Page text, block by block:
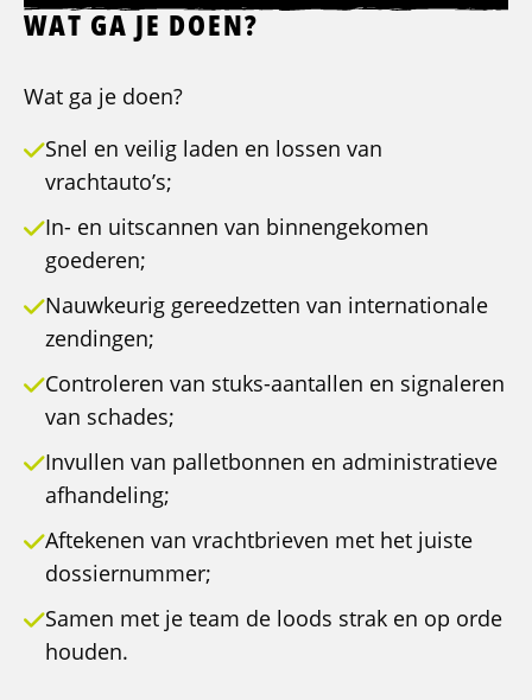
WAT GA JE DOEN?
Wat ga je doen?
Snel en veilig laden en lossen van
vrachtauto’s;
In- en uitscannen van binnengekomen
goederen;
Nauwkeurig gereedzetten van internationale
zendingen;
Controleren van stuks-aantallen en signaleren
van schades;
Invullen van palletbonnen en administratieve
afhandeling;
Aftekenen van vrachtbrieven met het juiste
dossiernummer;
Samen met je team de loods strak en op orde
houden.